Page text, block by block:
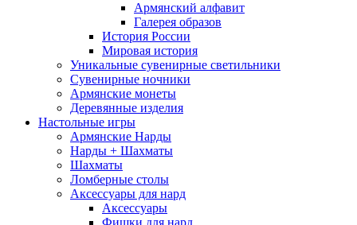
Армянский алфавит
Галерея образов
История России
Мировая история
Уникальные сувенирные светильники
Сувенирные ночники
Армянские монеты
Деревянные изделия
Настольные игры
Армянские Нарды
Нарды + Шахматы
Шахматы
Ломберные столы
Аксессуары для нард
Аксессуары
Фишки для нард